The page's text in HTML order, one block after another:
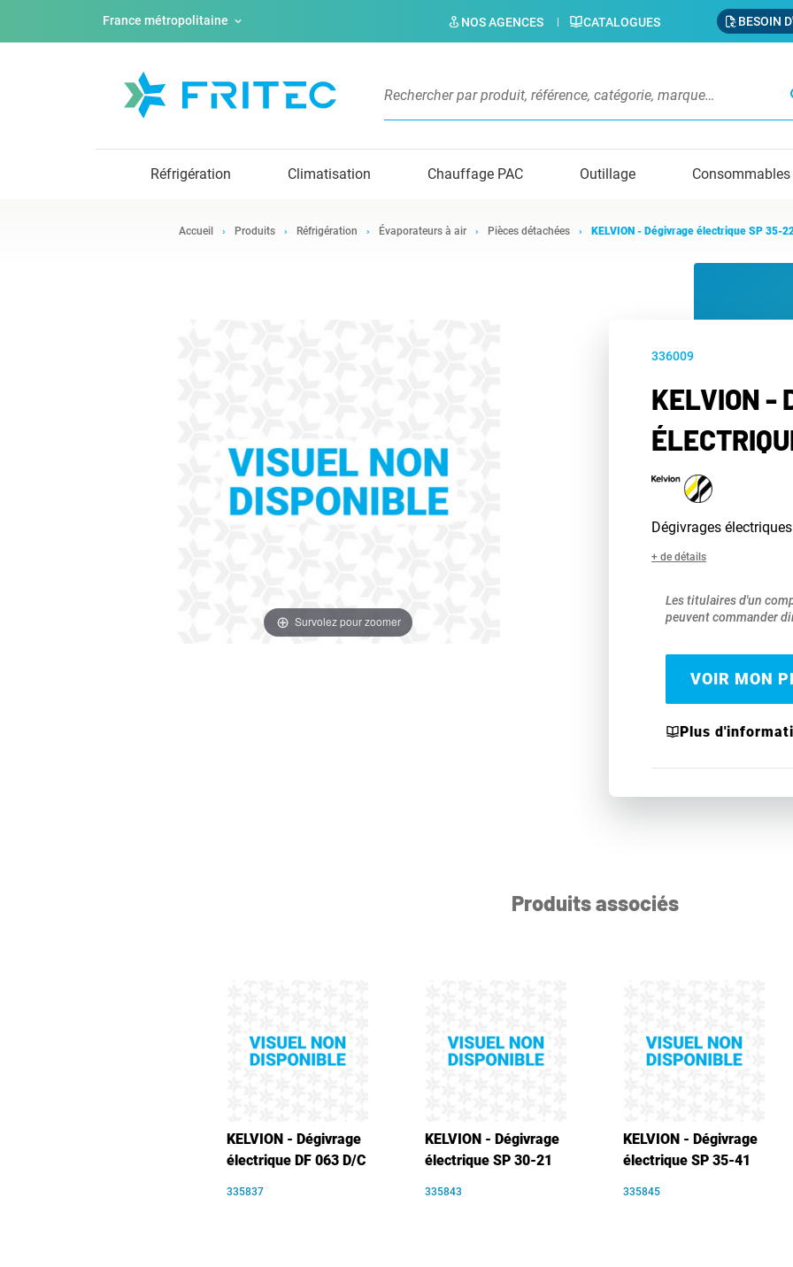
France métropolitaine NOS AGENCES CATALOGUES BESOIN
Réfrigération Climatisation Chauffage PAC Outillage Consommables
Accueil Produits Réfrigération Évaporateurs à air Pièces détachées KELVION - Dégivrage électrique SP 35-
Survolez pour zoomer
336009
KELVION -
Dégivrages
+ de détails
Les titulaires d'un
peuvent commander
VOIR MON
Plus
Produits associés
KELVION - Dégivrage
électrique DF 063 D/C
335837
KELVION - Dégivrage
électrique SP 30-21
335843
KELVION - Dégivrage
électrique SP 35-41
335845